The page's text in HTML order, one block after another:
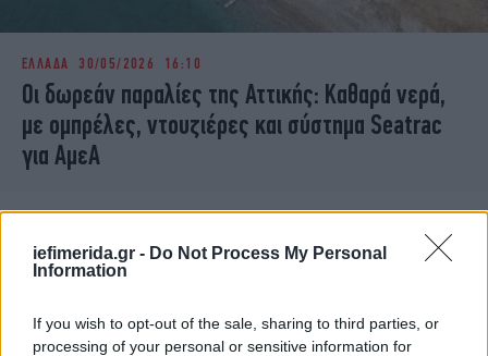
iefimerida.gr - Do Not Process My Personal
Information
If you wish to opt-out of the sale, sharing to third parties, or
processing of your personal or sensitive information for
ΕΛΛΑΔΑ 30/05/2026 16:10
Οι δωρεάν παραλίες της Αττικής: Καθαρά νερά,
με ομπρέλες, ντουζιέρες και σύστημα Seatrac
για ΑμεΑ